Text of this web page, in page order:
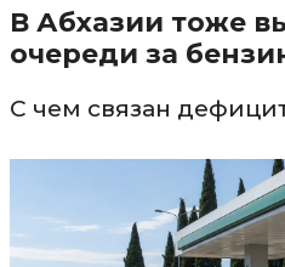
В Абхазии тоже
очереди за
С чем связан